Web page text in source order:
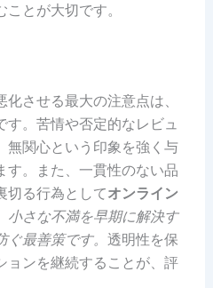
とが大切です。
させる最大の注意点は、
。苦情や否定的なレビュ
無関心という印象を強く与
す。また、一貫性のない品
切る行為としてオンライン
小さな不満を早期に解決す
最善策です。 透明性を保
ョンを継続することが、評